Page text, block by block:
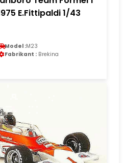
E.Fittipaldi 1/43
Model :M23
Fabrikant : Brekina